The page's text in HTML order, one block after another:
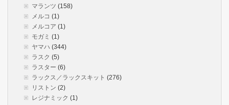
マランツ (158)
メルコ (1)
メルコア (1)
モガミ (1)
ヤマハ (344)
ラスク (5)
ラスター (6)
ラックス／ラックスキット (276)
リストン (2)
レジナミック (1)